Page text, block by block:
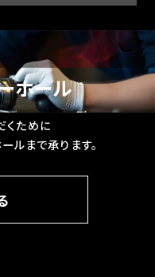
ホール
くために
ルまで承ります。